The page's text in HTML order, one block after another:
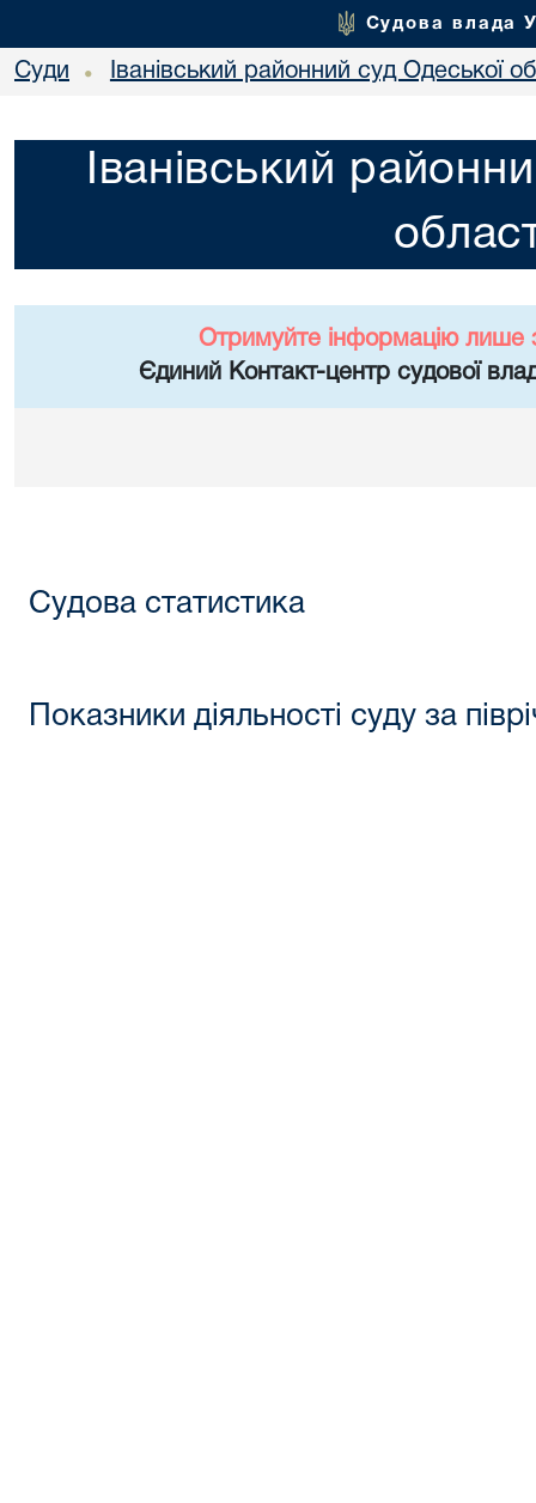
Судова влада
Суди • Іванівський районний суд Одеської
Іванівський
Отримуйте інформацію лише
Єдиний Контакт-центр судової
Судова статистика
Показники діяльності суду за